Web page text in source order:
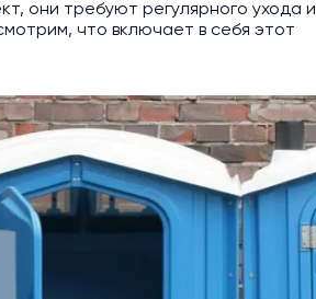
они требуют регулярного ухода и
что включает в себя этот